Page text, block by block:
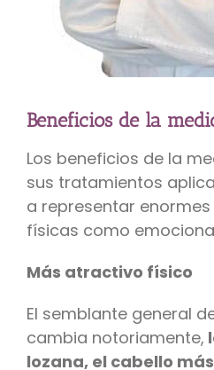
Beneficios de la
Los beneficios de la
sus tratamientos
a representar
físicas como
Más atractivo físico
El semblante general
cambia notoriamente,
lozana, el cabello